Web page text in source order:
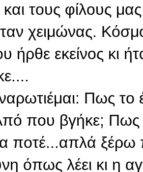
τους φίλους
χειμώνας.
ήρθε εκείνος κι
Πως το
που βγήκε; Πως
ποτέ...απλά ξέρω
όπως λέει κι η